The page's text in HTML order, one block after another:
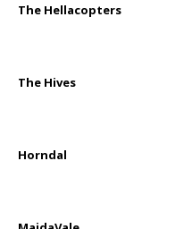
The Hellacopters
The Hives
Horndal